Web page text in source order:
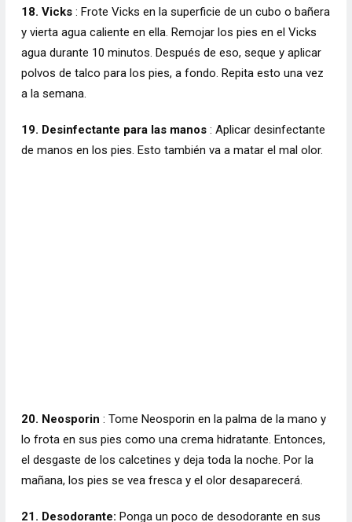
18. Vicks: Frote Vicks en la superficie de un cubo o bañera
y vierta agua caliente en ella. Remojar los pies en el Vicks
agua durante 10 minutos. Después de eso, seque y aplicar
polvos de talco para los pies, a fondo. Repita esto una vez
a la semana.
19. Desinfectante para las manos: Aplicar desinfectante
de manos en los pies. Esto también va a matar el mal olor.
20. Neosporin : Tome Neosporin en la palma de la mano y
lo frota en sus pies como una crema hidratante. Entonces,
el desgaste de los calcetines y deja toda la noche. Por la
mañana, los pies se vea fresca y el olor desaparecerá.
21. Desodorante: Ponga un poco de desodorante en sus